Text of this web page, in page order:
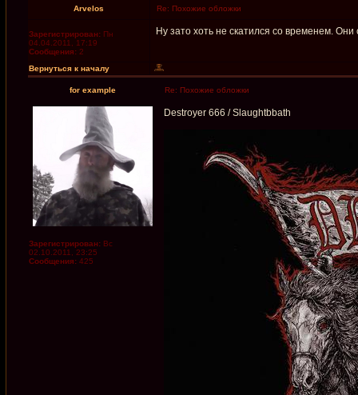
Arvelos Re: Похожие обложки
Зарегистрирован: Пн
04.04.2011, 17:19
Сообщения: 2
Ну зато хоть не скатился со временем.
Вернуться к началу
for example Re: Похожие обложки
Зарегистрирован: Вс
02.10.2011, 23:25
Сообщения: 425
Destroyer 666 / Slaughtbbath